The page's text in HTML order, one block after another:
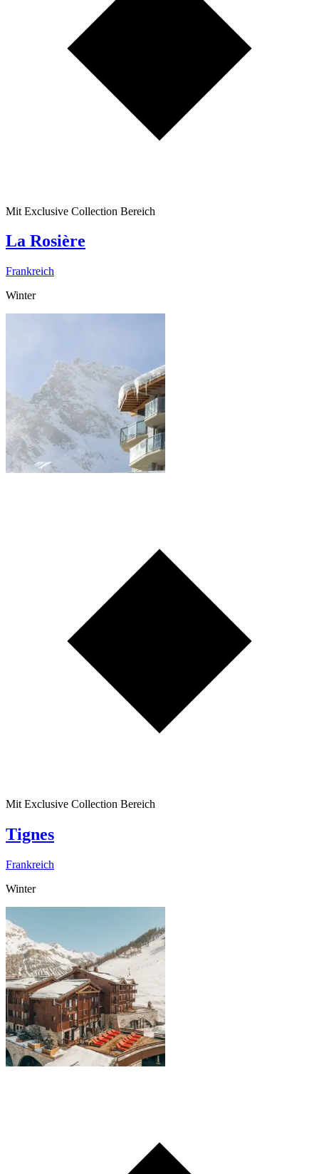
Mit Exclusive Collection Bereich
La Rosière
Frankreich
Winter
Mit Exclusive Collection Bereich
Tignes
Frankreich
Winter